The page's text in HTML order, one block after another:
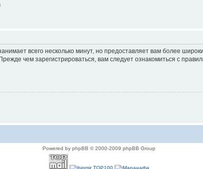
всего несколько минут, но предоставляет вам более
чем зарегистрироваться, вам следует ознакомиться с
Powered by phpBB © 2000-2009 phpBB Group